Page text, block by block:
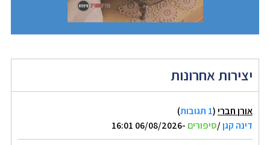
יצירות אחרונות
אורן חברי(1 תגובות
)
דינה קגן/סיפורים -06/08/2026 16:01